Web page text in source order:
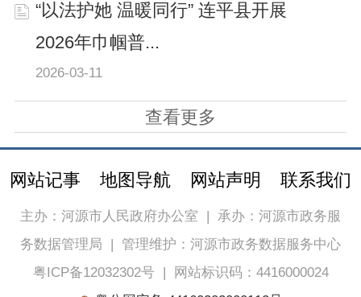
“以法护她 温暖同行” 连平县开展
2026年巾帼普...
2026-03-11
查看更多
网站记事 地图导航 网站声明 联系我们
主办：河源市人民政府办公室
承办：河源市政务服
务数据管理局
管理维护：河源市政务数据服务中心
粤ICP备12032302号|
网站标识码：4416000024